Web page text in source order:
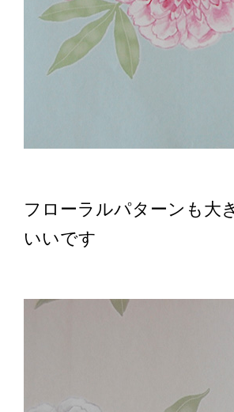
フローラルパターンも大
いいです